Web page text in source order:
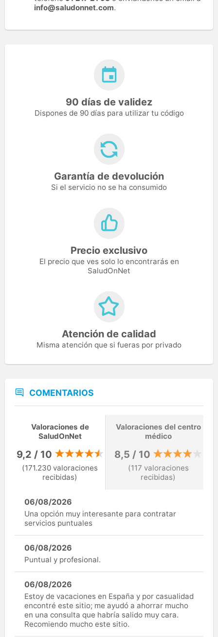
info@saludonnet.com.
90 días de validez
Dispones de 90 días para utilizar tu código
Garantía de devolución
Si el servicio no se ha consumido
Precio exclusivo
El precio que ves solo lo encontrarás en
SaludOnNet
Atención de calidad
Misma atención que si fueras por privado
COMENTARIOS
Valoraciones de
SaludOnNet
9,2 / 10
(171.230 valoraciones
recibidas)
Valoraciones del centro
médico
8,5 / 10
(117 valoraciones
recibidas)
06/08/2026
Una opción muy interesante para contratar
servicios puntuales
06/08/2026
Puntual y profesional.
06/08/2026
Estoy de vacaciones en España y por casualidad
encontré este sitio; me ayudó a ahorrar mucho
en una consulta que habría salido muy cara.
Recomiendo mucho este sitio.